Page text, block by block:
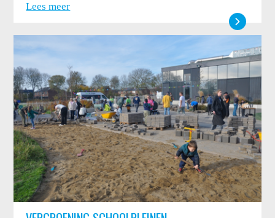
Lees meer